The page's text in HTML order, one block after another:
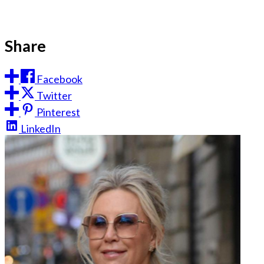
Share
Facebook
Twitter
Pinterest
LinkedIn